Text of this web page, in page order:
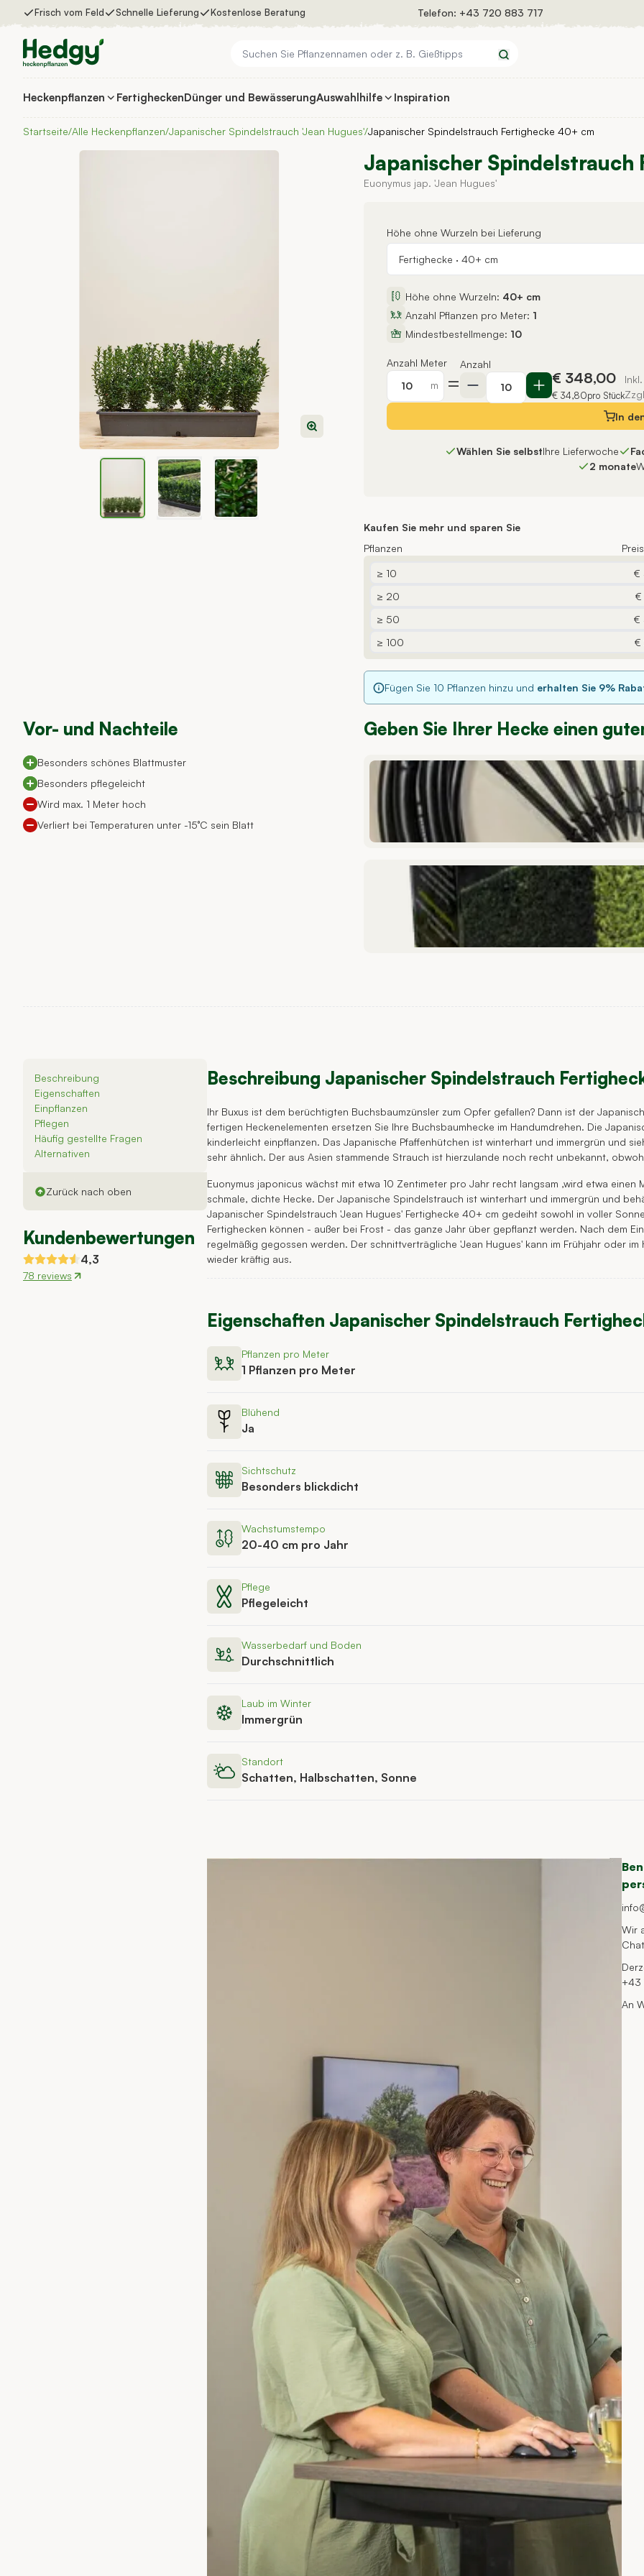
Zum Inhalt springen
Frisch vom Feld Schnelle Lieferung Kostenlose Beratung Telefon: +43 720 883 717
Suchen
Heckenpflanzen
Dünger und Bewässerung
Heckenpflanzen FertigheckenDünger und BewässerungAuswahlhilfe Inspiration
Startseite/Alle Heckenpflanzen/Japanischer Spindelstrauch 'Jean Hugues'/Japanischer Spindelstrauch Fertighecke 40+ cm
View larger imageView larger imageView larger image
Japanischer
Euonymus jap. 'Jean Hugues'
Höhe ohne Wurzeln bei Lieferung
Fertighecke · 40+ cm
Höhe ohne Wurzeln: 40+ cm
Anzahl Pflanzen pro Meter: 1
Mindestbestellmenge: 10
Anzahl Meter
m
=
Anzahl
€ 348,00
€ 34,80pro Stück
In
Wählen Sie selbstIhre Lieferwoche
2 monate
Kaufen Sie mehr und sparen Sie
Pflanzen
≥ 10
€
≥ 20
€
≥ 50
€
≥ 100
€
Fügen Sie 10 Pflanzen hinzu und erhalten Sie 9%
Vor- und Nachteile
Besonders schönes Blattmuster
Besonders pflegeleicht
Wird max. 1 Meter hoch
Verliert bei Temperaturen unter -15°C sein Blatt
Geben Sie Ihrer Hecke einen
Beschreibung
Eigenschaften
Einpflanzen
Pflegen
Häufig gestellte Fragen
Alternativen
Zurück nach oben
Kundenbewertungen
4,3
78 reviews
Beschreibung Japanischer Spindelstrauch
Ihr Buxus ist dem berüchtigten Buchsbaumzünsler zum Opfer gefallen? Dann ist der
fertigen Heckenelementen ersetzen Sie Ihre Buchsbaumhecke im Handumdrehen. Die
kinderleicht einpflanzen. Das Japanische Pfaffenhütchen ist winterhart und immergrün und
sehr ähnlich. Der aus Asien stammende Strauch ist hierzulande noch recht unbekannt,
Euonymus japonicus wächst mit etwa 10 Zentimeter pro Jahr recht langsam ,wird etwa
schmale, dichte Hecke. Der Japanische Spindelstrauch ist winterhart und immergrün und
Japanischer Spindelstrauch 'Jean Hugues' Fertighecke 40+ cm gedeiht sowohl in voller
Fertighecken können - außer bei Frost - das ganze Jahr über gepflanzt werden. Nach dem
regelmäßig gegossen werden. Der schnittverträgliche 'Jean Hugues' kann im Frühjahr oder
wieder kräftig aus.
Eigenschaften Japanischer Spindelstrauch
Pflanzen pro Meter
1 Pflanzen pro Meter
Blühend
Ja
Sichtschutz
Besonders blickdicht
Wachstumstempo
20-40 cm pro Jahr
Pflege
Pflegeleicht
Wasserbedarf und Boden
Durchschnittlich
Laub im Winter
Immergrün
Standort
Schatten, Halbschatten, Sonne
Wir
Chat
+43
An